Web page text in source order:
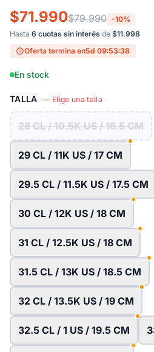
$71.990$79.990 -10%
Hasta 6 cuotas sin interés de $11.998
Oferta termina en5d 09:53:38
En stock
TALLA — Elige una talla
28 CL / 10.5K US / 16.5 CM
29 CL / 11K US / 17 CM
29.5 CL / 11.5K US / 17.5 CM
30 CL / 12K US / 18 CM
31 CL / 12.5K US / 18 CM
31.5 CL / 13K US / 18.5 CM
32 CL / 13.5K US / 19 CM
32.5 CL / 1 US / 19.5 CM